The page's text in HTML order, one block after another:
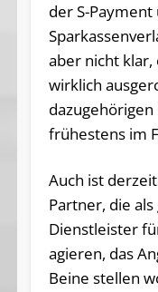
der S-
aber nicht klar,
wirklich
frühestens im
Auch ist
Partner, die
Dienstleister
agieren, das
Beine stellen